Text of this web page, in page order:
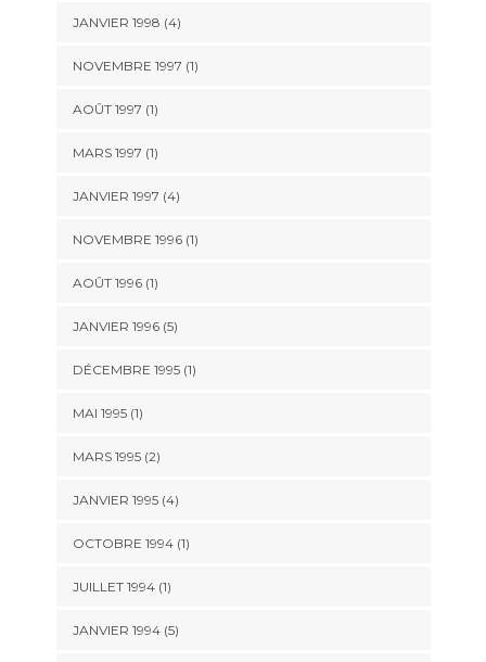
JANVIER 1998 (4)
NOVEMBRE 1997 (1)
AOÛT 1997 (1)
MARS 1997 (1)
JANVIER 1997 (4)
NOVEMBRE 1996 (1)
AOÛT 1996 (1)
JANVIER 1996 (5)
DÉCEMBRE 1995 (1)
MAI 1995 (1)
MARS 1995 (2)
JANVIER 1995 (4)
OCTOBRE 1994 (1)
JUILLET 1994 (1)
JANVIER 1994 (5)